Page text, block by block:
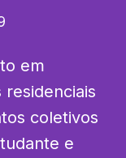
em
coletivos
e